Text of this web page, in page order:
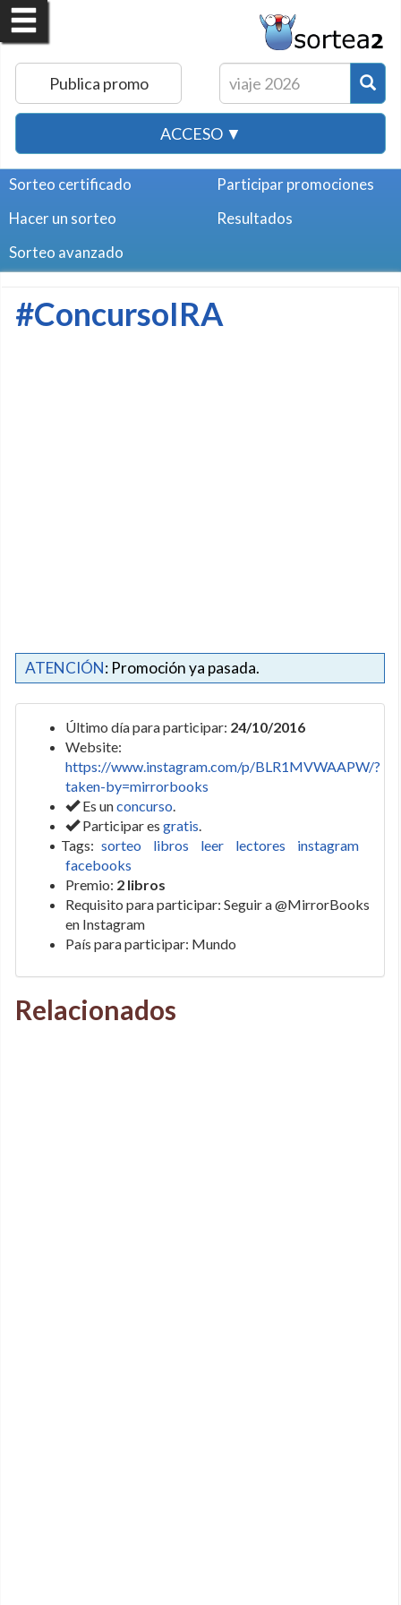
Publica promo
ACCESO ▼
Sorteo certificado
Hacer un sorteo
Sorteo avanzado
Participar promociones
Resultados
#ConcursoIRA
ATENCIÓN: Promoción ya pasada.
Último día para participar: 24/10/2016
Website:
https://www.instagram.com/p/BLR1MVWAAPW/?
taken-by=mirrorbooks
Es unconcurso.
Participar es gratis.
Tags: sorteo libros leer lectores
instagram
facebooks
Premio: 2 libros
Requisito para participar: Seguir a @MirrorBooks
en Instagram
País para participar: Mundo
Relacionados